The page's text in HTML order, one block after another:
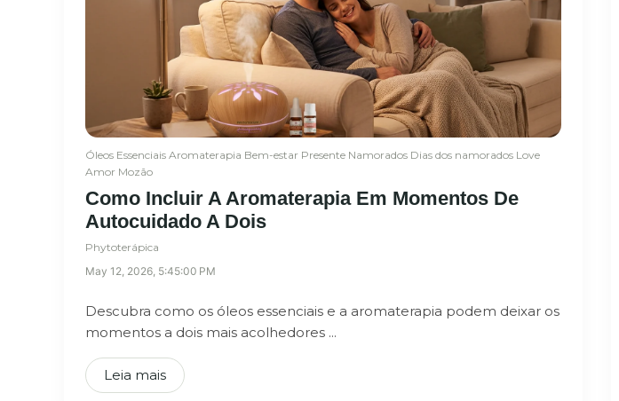
Óleos Essenciais Aromaterapia Bem-estar Presente Namorados Dias dos namorados Love
Amor Mozão
Como Incluir A Aromaterapia Em Momentos De
Autocuidado A Dois
Phytoterápica
May 12, 2026, 5:45:00 PM
Descubra como os óleos essenciais e a aromaterapia podem deixar os
momentos a dois mais acolhedores ...
Leia mais